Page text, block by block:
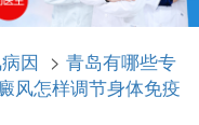
因 > 青岛有哪些专
风怎样调节身体免疫